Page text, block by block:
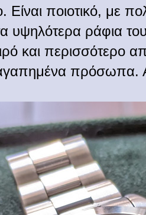
Είναι ποιοτικό, με
υψηλότερα ράφια
και περισσότερο
αγαπημένα πρόσωπα.